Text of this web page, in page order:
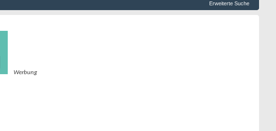
Erweiterte Suche
Werbung